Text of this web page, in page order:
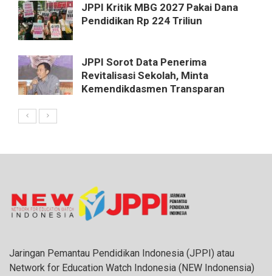
JPPI Kritik MBG 2027 Pakai Dana
Pendidikan Rp 224 Triliun
JPPI Sorot Data Penerima
Revitalisasi Sekolah, Minta
Kemendikdasmen Transparan
Jaringan Pemantau Pendidikan Indonesia (JPPI) atau
Network for Education Watch Indonesia (NEW Indonensia)